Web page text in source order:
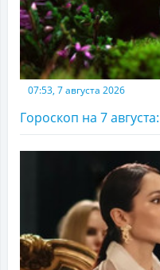
07:53, 7 августа 2026
Гороскоп на 7